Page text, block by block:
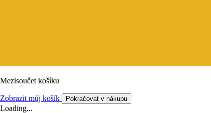
Mezisoučet košíku
Zobrazit můj košík Pokračovat v nákupu
Loading...